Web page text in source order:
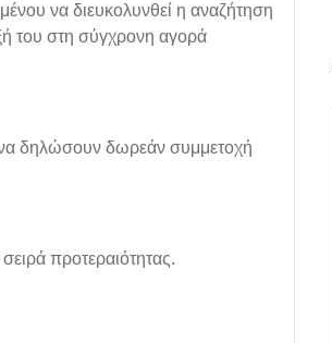
να διευκολυνθεί η αναζήτηση
του στη σύγχρονη αγορά
δηλώσουν δωρεάν συμμετοχή
προτεραιότητας.